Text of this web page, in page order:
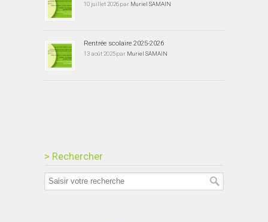
10 juillet 2026 par Muriel SAMAIN
Rentrée scolaire 2025-2026
13 août 2025 par Muriel SAMAIN
> Rechercher